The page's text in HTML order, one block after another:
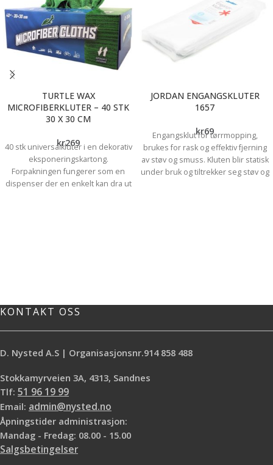
TURTLE WAX
MICROFIBERKLUTER – 40 STK
30 X 30 CM
kr269
40 stk universalkluter i en dekorativ
eksponeringskartong.
Forpakningen fungerer som en
dispenser der en enkelt kan dra ut
Kan brukes tørr og fuktet
Vaskes uten tøymykner
JORDAN ENGANGSKLUTER
1657
kr69
Engangsklut for tørrmopping,
brukes for rask og effektiv fjerning
av støv og smuss. Kluten blir statisk
under bruk og tiltrekker seg støv og
KONTAKT OSS
D. Nysted A.S | Organisasjonsnr.914 858 488
Stokkamyrveien 3A, 4313, Sandnes
Tlf: 51 96 19 99
Email: admin@nysted.no
Åpningstider administrasjon:
Mandag - Fredag: 08.00 - 15.00
Salgsbetingelser